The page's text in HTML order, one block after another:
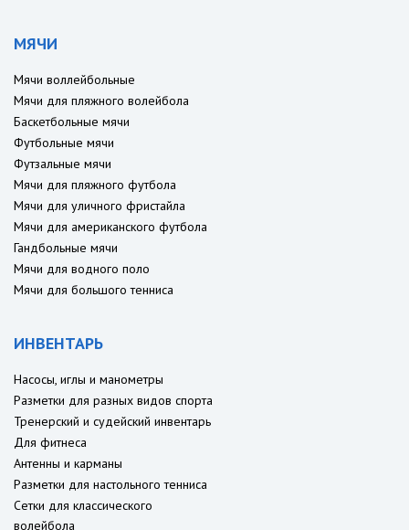
МЯЧИ
Мячи воллейбольные
Мячи для пляжного волейбола
Баскетбольные мячи
Футбольные мячи
Футзальные мячи
Мячи для пляжного футбола
Мячи для уличного фристайла
Мячи для американского футбола
Гандбольные мячи
Мячи для водного поло
Мячи для большого тенниса
ИНВЕНТАРЬ
Насосы, иглы и манометры
Разметки для разных видов спорта
Тренерский и судейский инвентарь
Для фитнеса
Антенны и карманы
Разметки для настольного тенниса
Сетки для классического
волейбола